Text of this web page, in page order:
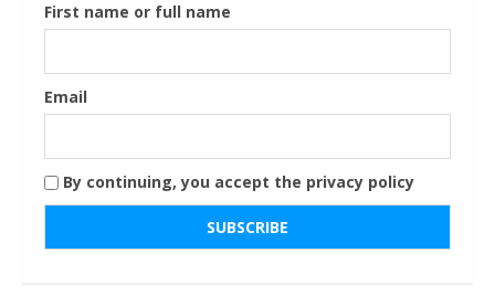
First name or full name
Email
By continuing, you accept the privacy policy